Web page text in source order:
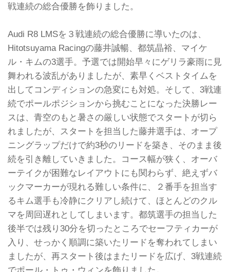
戦連続の総合優勝を飾りました。
Audi R8 LMSを３戦連続の総合優勝に導いたのは、
Hitotsuyama Racingの藤井誠暢、都筑晶裕、マイケ
ル・キムの3選手。予選では開始早々にゲリラ豪雨に見
舞われる波乱がありましたが、素早くベストタイムを
出してコンディションの急変にも対処。そして、3戦連
続でポールポジションから挑むことになった決勝レー
スは、青空のもと暑さの厳しい状態でスタートが切ら
れましたが、スタートを担当した藤井選手は、オープ
ニングラップだけで約3秒のリードを築き、そのまま後
続を引き離していきました。コース幅が狭く、オーバ
ーテイクが困難なレイアウトにも関わらず、絶えずバ
ックマーカーが現れる難しい条件に、２番手を担当す
るキム選手も冷静にクリアし続けて、ほとんどのクル
マを周回遅れとしてしまいます。都筑選手の担当した
後半では残り30分を切ったところでセーフティカーが
入り、せっかく順調に築いたリードを奪われてしまい
ましたが、再スタート後はまたリードを広げ、3戦連続
でポール・トゥ・ウィンを飾りました。